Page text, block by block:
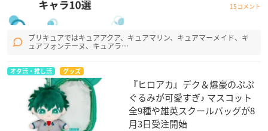
15コメント
プリキュアではキュアアクア、キュアマリン、キュアマーメイド、キ
ュアフォンテーヌ、キュアラ…
オタ活・推し活 グッズ
『ヒロアカ』デク＆爆豪のぷぷ
ぐるみが可愛すぎ♪ マスコット
全9種や雄英スクールバッグが8
月3日受注開始